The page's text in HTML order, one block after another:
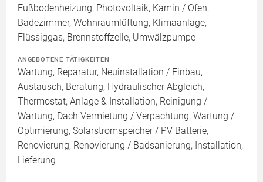
Fußbodenheizung, Photovoltaik, Kamin / Ofen,
Badezimmer, Wohnraumlüftung, Klimaanlage,
Flüssiggas, Brennstoffzelle, Umwälzpumpe
ANGEBOTENE TÄTIGKEITEN
Wartung, Reparatur, Neuinstallation / Einbau,
Austausch, Beratung, Hydraulischer Abgleich,
Thermostat, Anlage & Installation, Reinigung /
Wartung, Dach Vermietung / Verpachtung, Wartung /
Optimierung, Solarstromspeicher / PV Batterie,
Renovierung, Renovierung / Badsanierung, Installation,
Lieferung